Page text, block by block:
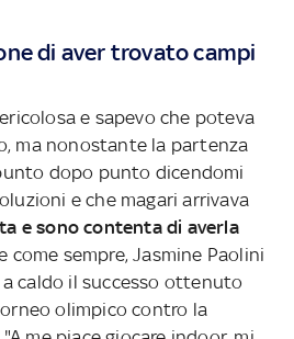
di aver trovato campi
e sapevo che poteva
ma nonostante la partenza
dopo punto dicendomi
e che magari arrivava
e sono contenta di averla
come sempre, Jasmine Paolini
caldo il successo ottenuto
olimpico contro la